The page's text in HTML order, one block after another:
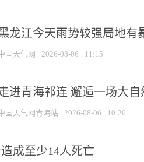
龙江今天雨势较强局地有
国天气网 2026-08-06 11:15
进青海祁连 邂逅一场大
国天气网青海站 2026-08-06 10:26
成至少14人死亡